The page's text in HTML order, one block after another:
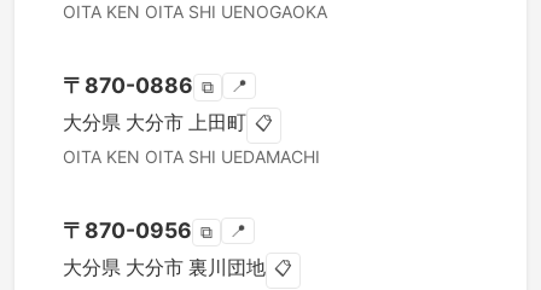
OITA KEN OITA SHI UENOGAOKA
〒 870-0886 ⧉ 📍
大分県 大分市 上田町 📋
OITA KEN OITA SHI UEDAMACHI
〒 870-0956 ⧉ 📍
大分県 大分市 裏川団地 📋